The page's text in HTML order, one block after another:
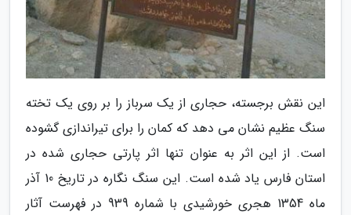
این نقش برجسته، حجاری از یک سرباز را بر روی یک تخته
سنگ عظیم نشان می دهد که کمان را برای تیراندازی گشوده
است. از این اثر به عنوان تنها اثر پارتی حجاری شده در
استان فارس یاد شده است. این سنگ نگاره در تاریخ 10 آذر
ماه 1354 هجری خورشیدی با شماره 939 در فهرست آثار